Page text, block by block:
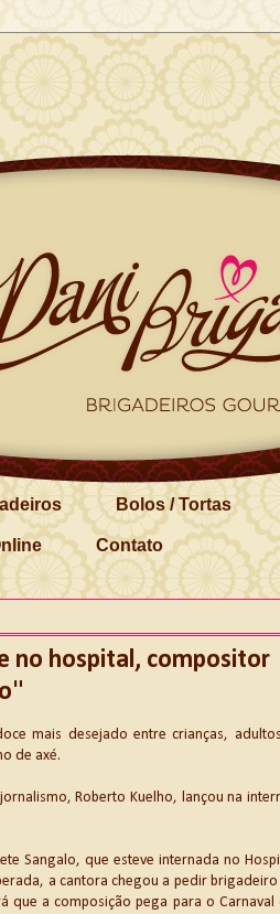
Bolos / Tortas
Contato
no hospital, compositor
mais desejado entre crianças,
de axé.
Roberto Kuelho, lançou na
Sangalo, que esteve internada no
a cantora chegou a pedir brigadeiro
que a composição pega para o Carnaval